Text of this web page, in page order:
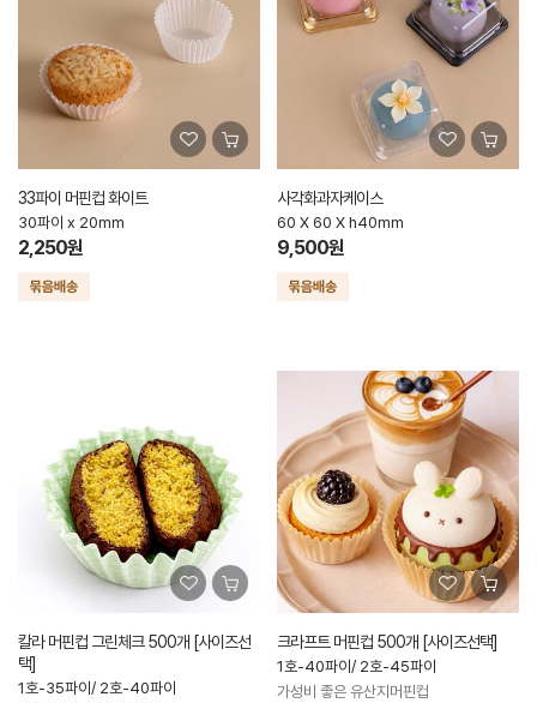
33파이 머핀컵 화이트
30파이 x 20mm
2,250원
사각화과자케이스
60 X 60 X h40mm
9,500원
칼라 머핀컵 그린체크 500개 [사이즈선
택]
1호-35파이/ 2호-40파이
크라프트 머핀컵 500개 [사이즈선택]
1호-40파이/ 2호-45파이
가성비 좋은 유산지머핀컵